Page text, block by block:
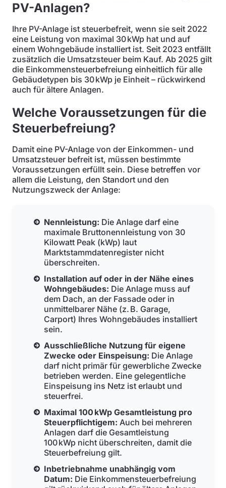
PV-Anlagen?
Ihre PV-Anlage ist steuerbefreit, wenn sie seit 2022
eine Leistung von maximal 30 kWp hat und auf
einem Wohngebäude installiert ist. Seit 2023 entfällt
zusätzlich die Umsatzsteuer beim Kauf. Ab 2025 gilt
die Einkommensteuerbefreiung einheitlich für alle
Gebäudetypen bis 30 kWp je Einheit – rückwirkend
auch für ältere Anlagen.
Welche Voraussetzungen für die
Steuerbefreiung?
Damit eine PV-Anlage von der Einkommen- und
Umsatzsteuer befreit ist, müssen bestimmte
Voraussetzungen erfüllt sein. Diese betreffen vor
allem die Leistung, den Standort und den
Nutzungszweck der Anlage:
Nennleistung: Die Anlage darf eine
maximale Bruttonennleistung von 30
Kilowatt Peak (kWp) laut
Marktstammdatenregister nicht
überschreiten.
Installation auf oder in der Nähe eines
Wohngebäudes: Die Anlage muss auf
dem Dach, an der Fassade oder in
unmittelbarer Nähe (z. B. Garage,
Carport) Ihres Wohngebäudes installiert
sein.
Ausschließliche Nutzung für eigene
Zwecke oder Einspeisung: Die Anlage
darf nicht primär für gewerbliche Zwecke
betrieben werden. Eine gelegentliche
Einspeisung ins Netz ist erlaubt und
steuerfrei.
Maximal 100 kWp Gesamtleistung pro
Steuerpflichtigem: Auch bei mehreren
Anlagen darf die Gesamtleistung
100 kWp nicht überschreiten, damit die
Steuerbefreiung gilt.
Inbetriebnahme unabhängig vom
Datum: Die Einkommensteuerbefreiung